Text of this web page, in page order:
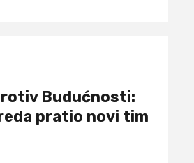
Budućnosti:
pratio novi tim